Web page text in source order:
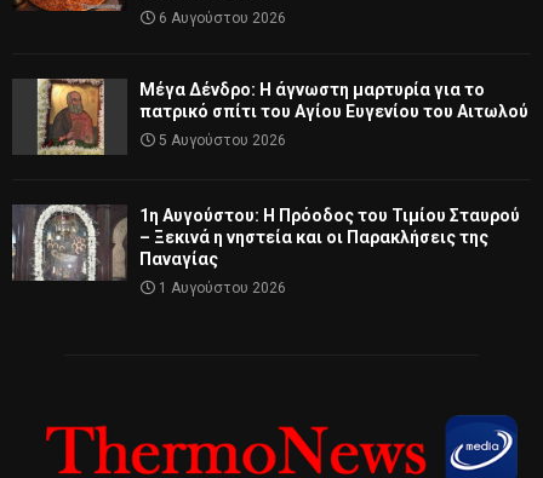
6 Αυγούστου 2026
Μέγα Δένδρο: Η άγνωστη μαρτυρία για το
πατρικό σπίτι του Αγίου Ευγενίου του Αιτωλού
5 Αυγούστου 2026
1η Αυγούστου: Η Πρόοδος του Τιμίου Σταυρού
– Ξεκινά η νηστεία και οι Παρακλήσεις της
Παναγίας
1 Αυγούστου 2026